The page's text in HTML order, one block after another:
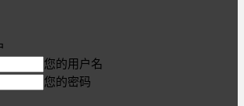
您的用户名
您的密码